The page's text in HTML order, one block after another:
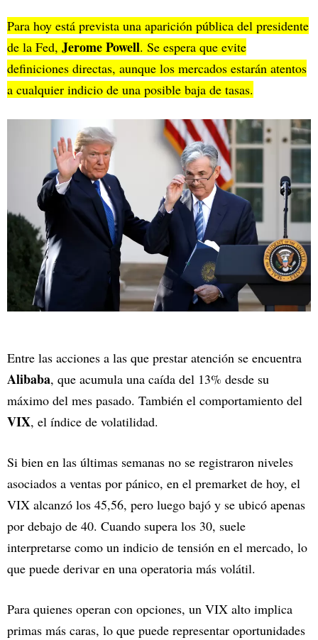
Para hoy está prevista una aparición pública del presidente
de la Fed, Jerome Powell. Se espera que evite
definiciones directas, aunque los mercados estarán atentos
a cualquier indicio de una posible baja de tasas.
Entre las acciones a las que prestar atención se encuentra
Alibaba, que acumula una caída del 13% desde su
máximo del mes pasado. También el comportamiento del
VIX, el índice de volatilidad.
Si bien en las últimas semanas no se registraron niveles
asociados a ventas por pánico, en el premarket de hoy, el
VIX alcanzó los 45,56, pero luego bajó y se ubicó apenas
por debajo de 40. Cuando supera los 30, suele
interpretarse como un indicio de tensión en el mercado, lo
que puede derivar en una operatoria más volátil.
Para quienes operan con opciones, un VIX alto implica
primas más caras, lo que puede representar oportunidades